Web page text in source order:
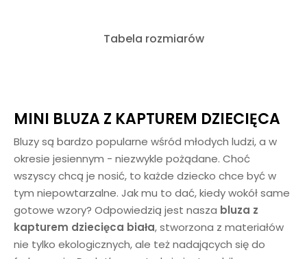
Tabela rozmiarów
MINI BLUZA Z KAPTUREM DZIECIĘCA
Bluzy są bardzo popularne wśród młodych ludzi, a w
okresie jesiennym - niezwykle pożądane. Choć
wszyscy chcą je nosić, to każde dziecko chce być w
tym niepowtarzalne. Jak mu to dać, kiedy wokół same
gotowe wzory? Odpowiedzią jest nasza bluza z
kapturem dziecięca biała, stworzona z materiałów
nie tylko ekologicznych, ale też nadających się do